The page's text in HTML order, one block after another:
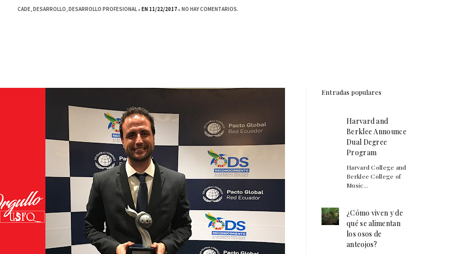
CADE DESARROLLO DESARROLLO PROFESIONAL EN 11/22/2017 NO HAY COMENTARIOS.
Entradas populares
Harvard and
Berklee Announce
Dual Degree
Program
Harvard College and
Berklee College of
Music...
¿Cómo viven y de
qué se alimentan
los osos de
anteojos?